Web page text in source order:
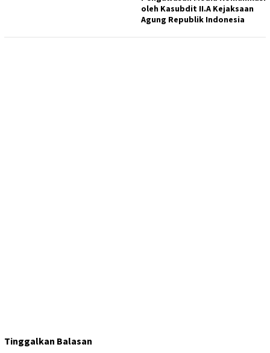
oleh Kasubdit II.A Kejaksaan
Agung Republik Indonesia
Tinggalkan Balasan